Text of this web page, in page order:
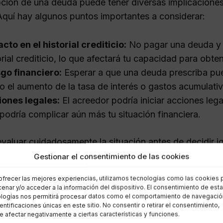
Gestionar el consentimiento de las cookies
las mejores experiencias, utilizamos tecnologías como las cookies
y/o acceder a la información del dispositivo. El consentimiento de
nos permitirá procesar datos como el comportamiento de
únicas en este sitio. No consentir o retirar el consentimiento,
afectar negativamente a ciertas características y funciones.
de una deuda puede tener diversas
hay algunos puntos importantes a considerar:
en el historial crediticio: No pagar una deuda
crediticio, lo que afectará tu capacidad para
financiero: Esperar a que una deuda prescriba
el aumento de la tasa de interés o gastos
legales: El acreedor podría iniciar acciones
complicar aún más tu situación financiera.
cuidadosamente la situación antes de decidir
puede provocar gastos y complicaciones
si mi deuda ha prescrito
si una deuda ha prescrito, es necesario tener